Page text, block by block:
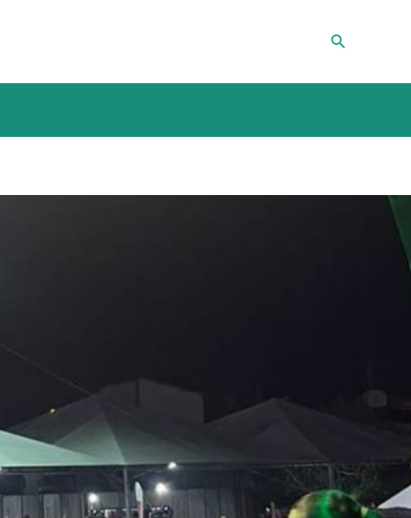
Pesquisar